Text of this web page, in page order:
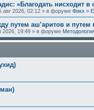
«Благодать нисходит
авг 2026, 02:12 » в форуме Фикх »
путем аш’аритов и
2026, 19:49 » в форуме